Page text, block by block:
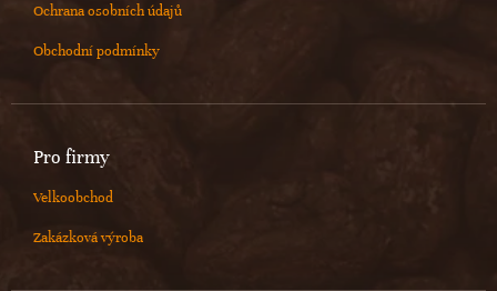
Ochrana osobních údajů
Obchodní podmínky
Pro firmy
Velkoobchod
Zakázková výroba